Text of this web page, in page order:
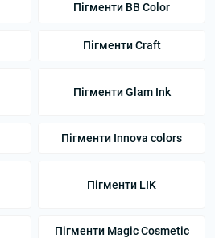
Пігменти BB Color
Пігменти Craft
Пігменти Glam Ink
Пігменти Innova colors
Пігменти LIK
Пігменти Magic Cosmetic